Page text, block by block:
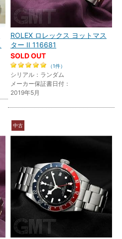
ROLEX ロレックス ヨットマス
ター II 116681
SOLD OUT
（1件）
シリアル：ランダム
メーカー保証書日付：
2019年5月
中古